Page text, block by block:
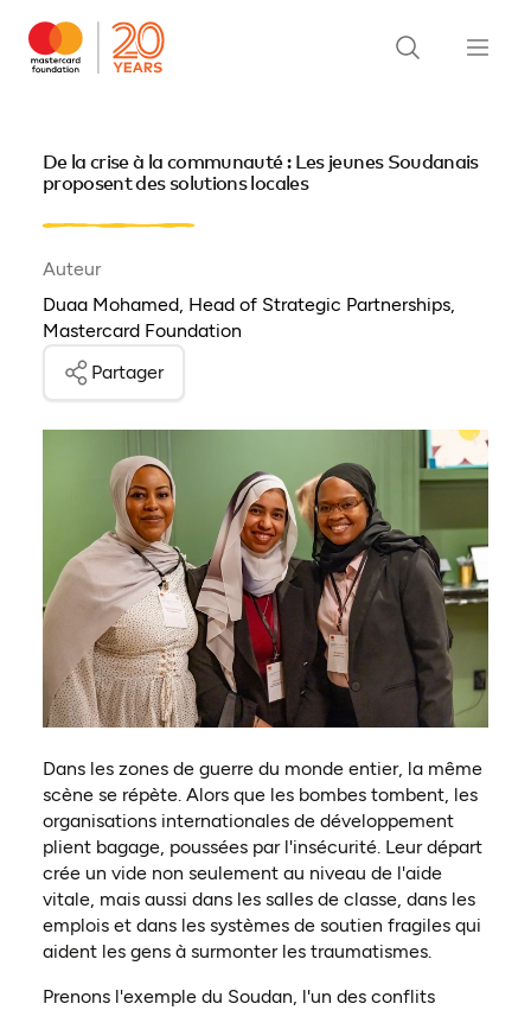
De la crise à la communauté : Les jeunes Soudanais
proposent des solutions locales
Auteur
Duaa Mohamed, Head of Strategic Partnerships,
Mastercard Foundation
Partager
Dans les zones de guerre du monde entier, la même
scène se répète. Alors que les bombes tombent, les
organisations internationales de développement
plient bagage, poussées par l'insécurité. Leur départ
crée un vide non seulement au niveau de l'aide
vitale, mais aussi dans les salles de classe, dans les
emplois et dans les systèmes de soutien fragiles qui
aident les gens à surmonter les traumatismes.
Prenons l'exemple du Soudan, l'un des conflits